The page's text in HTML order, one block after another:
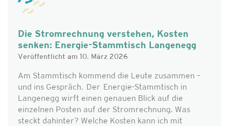
Die Stromrechnung verstehen, Kosten
senken: Energie-Stammtisch Langenegg
Veröffentlicht am 10. März 2026
Am Stammtisch kommend die Leute zusammen –
und ins Gespräch. Der Energie-Stammtisch in
Langenegg wirft einen genauen Blick auf die
einzelnen Posten auf der Stromrechnung. Was
steckt dahinter? Welche Kosten kann ich mit